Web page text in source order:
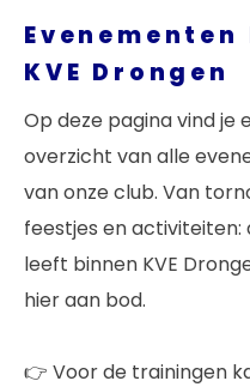
Evenementen
KVE Drongen
Op deze pagina vind je
overzicht van alle
van onze club. Van
feestjes en activiteiten:
leeft binnen KVE
hier aan bod.
👉 Voor de trainingen